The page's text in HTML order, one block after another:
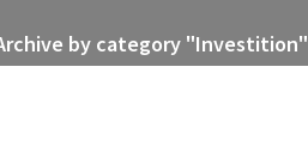
by category "Investition"